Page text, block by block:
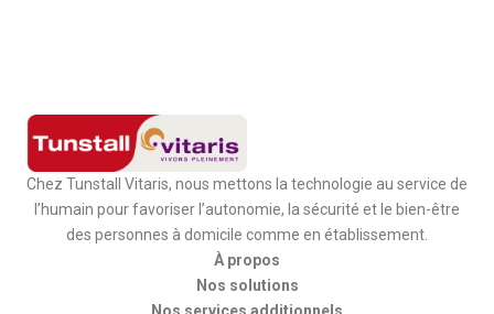
Chez Tunstall Vitaris, nous mettons la technologie au service de
l’humain pour favoriser l’autonomie, la sécurité et le bien-être
des personnes à domicile comme en établissement.
À propos
Nos solutions
Nos services additionnels